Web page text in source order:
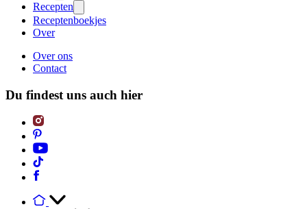
Recepten
Receptenboekjes
Over
Over ons
Contact
Du findest uns auch hier